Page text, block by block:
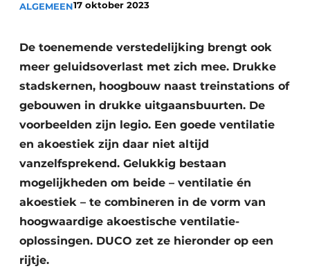
Podcasts
Vacature aanmelden
Vacatures
Video’s
ALGEMEEN17 oktober 2023
De toenemende verstedelijking brengt ook
meer geluidsoverlast met zich mee. Drukke
stadskernen, hoogbouw naast treinstations of
gebouwen in drukke uitgaansbuurten. De
voorbeelden zijn legio. Een goede ventilatie
en akoestiek zijn daar niet altijd
vanzelfsprekend. Gelukkig bestaan
mogelijkheden om beide – ventilatie én
akoestiek – te combineren in de vorm van
hoogwaardige akoestische ventilatie-
oplossingen. DUCO zet ze hieronder op een
rijtje.